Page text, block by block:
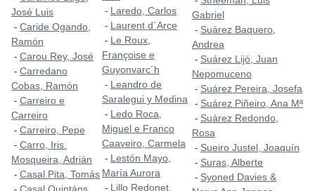
José Luis
- Caride Ogando,
Ramón
- Carou Rey, José
- Carredano
Cobas, Ramón
- Carreiro e
Carreiro
- Carreiro, Pepe
- Carro, Iris.
Mosqueira, Adrián
- Casal Pita, Tomás
- Laredo, Carlos
- Laurent d´Arce
- Le Roux,
Françoise e
Guyonvarc´h
- Leandro de
Saralegui y Medina
- Ledo Roca,
Miguel e Franco
Caaveiro, Carmela
- Lestón Mayo,
María Aurora
- Lillo Redonet,
Gabriel
- Suárez Baquero,
Andrea
- Suárez Lijó, Juan
Nepomuceno
- Suárez Pereira, Josefa
- Suárez Piñeiro, Ana Mª
- Suárez Redondo,
Rosa
- Sueiro Justel, Joaquín
- Suras, Alberte
- Syoned Davies &